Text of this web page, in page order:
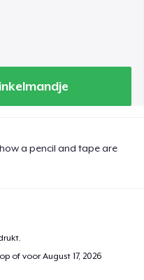
a pencil and tape are
of voorAugust 17, 2026